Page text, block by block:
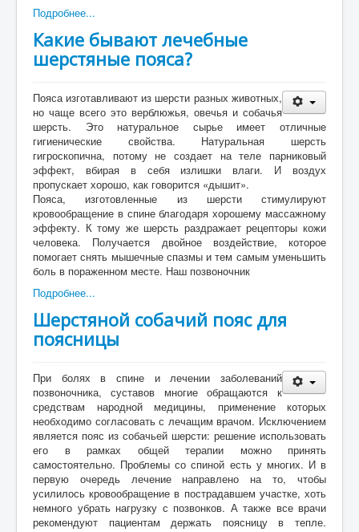
Подробнее...
Какие бывают лечебные
шерстяные пояса?
Пояса изготавливают из шерсти разных животных,
но чаще всего это верблюжья, овечья и собачья
шерсть. Это натуральное сырье имеет отличные
гигиенические свойства. Натуральная шерсть
гигроскопична, потому не создает на теле парниковый
эффект, вбирая в себя излишки влаги. И воздух
пропускает хорошо, как говорится «дышит».
Пояса, изготовленные из шерсти стимулируют
кровообращение в спине благодаря хорошему массажному
эффекту. К тому же шерсть раздражает рецепторы кожи
человека. Получается двойное воздействие, которое
помогает снять мышечные спазмы и тем самым уменьшить
боль в пораженном месте. Наш позвоночник
Подробнее...
Шерстяной собачий пояс для
поясницы
При болях в спине и лечении заболеваний
позвоночника, суставов многие обращаются к
средствам народной медицины, применение которых
необходимо согласовать с лечащим врачом. Исключением
является пояс из собачьей шерсти: решение использовать
его в рамках общей терапии можно принять
самостоятельно. Проблемы со спиной есть у многих. И в
первую очередь лечение направлено на то, чтобы
усилилось кровообращение в пострадавшем участке, хоть
немного убрать нагрузку с позвонков. А также все врачи
рекомендуют пациентам держать поясницу в тепле.